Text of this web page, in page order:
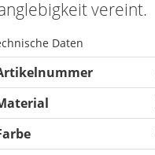
vereint.
Daten